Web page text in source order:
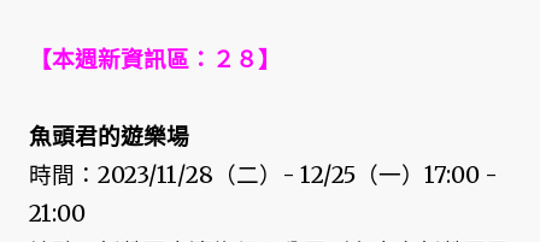
【本週新資訊區：２８】
魚頭君的遊樂場
時間：2023/11/28（二）- 12/25（一）17:00 -
21:00